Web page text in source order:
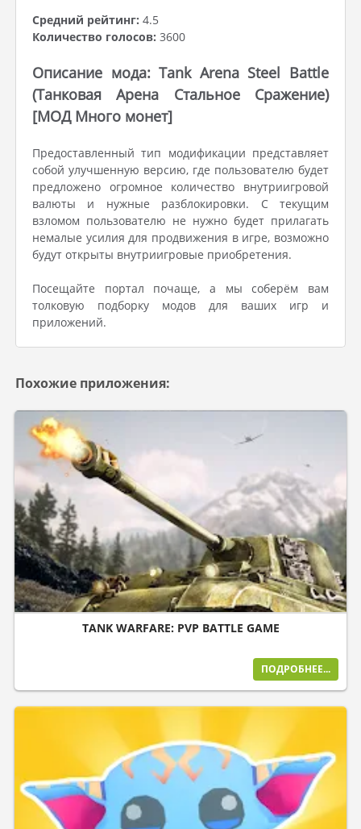
Средний рейтинг: 4.5
Количество голосов: 3600
Описание мода: Tank Arena Steel Battle
(Танковая Арена Стальное Сражение)
[МОД Много монет]
Предоставленный тип модификации представляет
собой улучшенную версию, где пользователю будет
предложено огромное количество внутриигровой
валюты и нужные разблокировки. С текущим
взломом пользователю не нужно будет прилагать
немалые усилия для продвижения в игре, возможно
будут открыты внутриигровые приобретения.
Посещайте портал почаще, а мы соберём вам
толковую подборку модов для ваших игр и
приложений.
Похожие приложения:
TANK WARFARE: PVP BATTLE GAME
ПОДРОБНЕЕ...